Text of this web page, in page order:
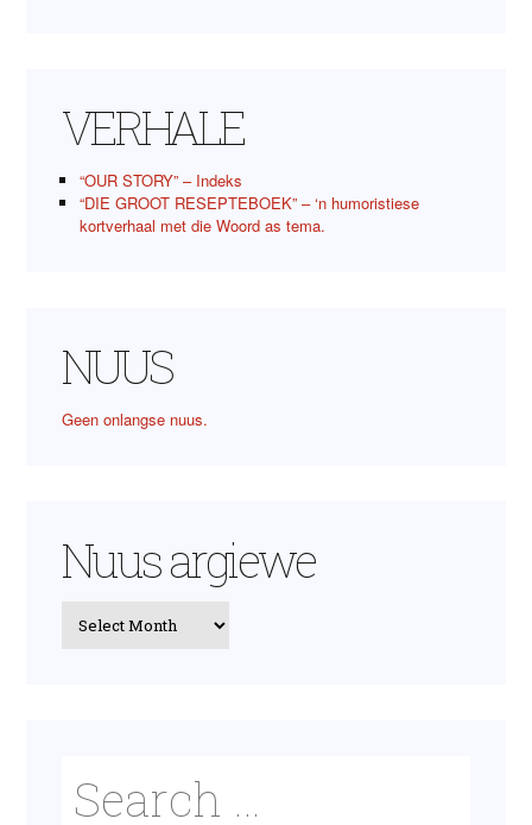
VERHALE
“OUR STORY” – Indeks
“DIE GROOT RESEPTEBOEK” – ‘n humoristiese
kortverhaal met die Woord as tema.
NUUS
Geen onlangse nuus.
Nuus argiewe